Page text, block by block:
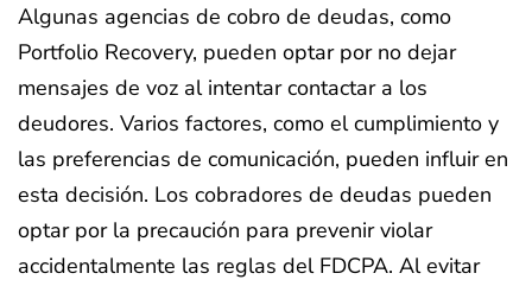
Algunas agencias de cobro de deudas, como
Portfolio Recovery, pueden optar por no dejar
mensajes de voz al intentar contactar a los
deudores. Varios factores, como el cumplimiento y
las preferencias de comunicación, pueden influir en
esta decisión. Los cobradores de deudas pueden
optar por la precaución para prevenir violar
accidentalmente las reglas del FDCPA. Al evitar